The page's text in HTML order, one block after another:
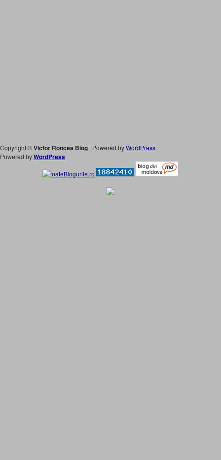
Copyright ©Victor Roncea Blog | Powered byWordPress
Powered byWordPress